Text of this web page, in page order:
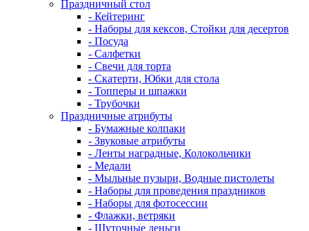
Праздничный стол
- Кейтеринг
- Наборы для кексов, Стойки для десертов
- Посуда
- Салфетки
- Свечи для торта
- Скатерти, Юбки для стола
- Топперы и шпажки
- Трубочки
Праздничные атрибуты
- Бумажные колпаки
- Звуковые атрибуты
- Ленты наградные, Колокольчики
- Медали
- Мыльные пузыри, Водные пистолеты
- Наборы для проведения праздников
- Наборы для фотосессии
- Флажки, ветряки
- Шуточные деньги